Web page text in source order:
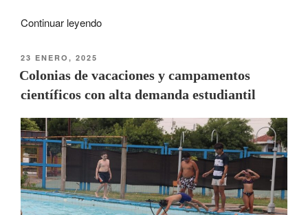
Continuar leyendo
23 ENERO, 2025
Colonias de vacaciones y campamentos
científicos con alta demanda estudiantil